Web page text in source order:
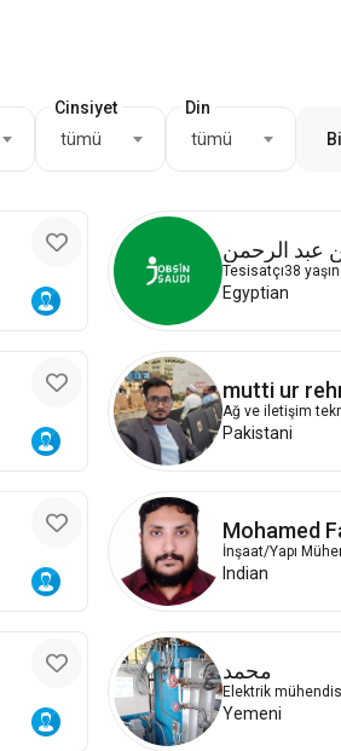
Cinsiyet
tümü
Din
tümü
الرحمن
Tesisatçı38
Egyptian
mutti ur
Ağ ve iletişim
Pakistani
Mohamed
İnşaat/Yapı
Indian
محمد
Elektrik
Yemeni